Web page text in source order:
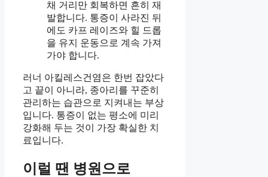
채 거리만 회복하면 흔히 재
발합니다. 통증이 사라진 뒤
에도 카프 레이즈와 힐 드롭
을 유지 운동으로 계속 가져
가야 합니다.
러너 아킬레스건염은 한번 잡았다
고 끝이 아니라, 종아리를 꾸준히
관리하는 습관으로 지켜내는 부상
입니다. 통증이 없는 평소에 미리
강화해 두는 것이 가장 확실한 치
료입니다.
이럴 땐 병원으로